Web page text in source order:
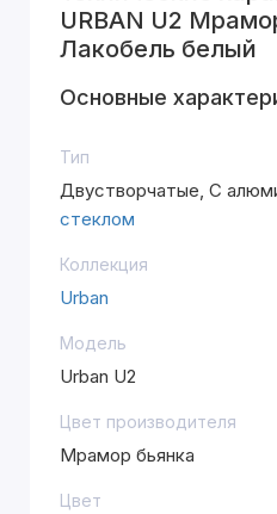
URBAN U2
Лакобель белый
Основные
Тип
Двустворчатые, С
стеклом
Коллекция
Urban
Модель
Urban U2
Цвет производителя
Мрамор бьянка
Цвет